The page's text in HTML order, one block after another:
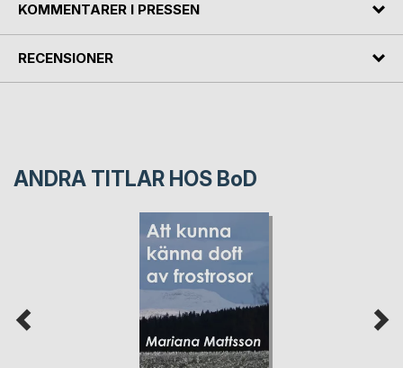
KOMMENTARER I PRESSEN
RECENSIONER
ANDRA TITLAR HOS BoD